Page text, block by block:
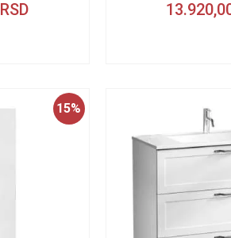
RSD
15%